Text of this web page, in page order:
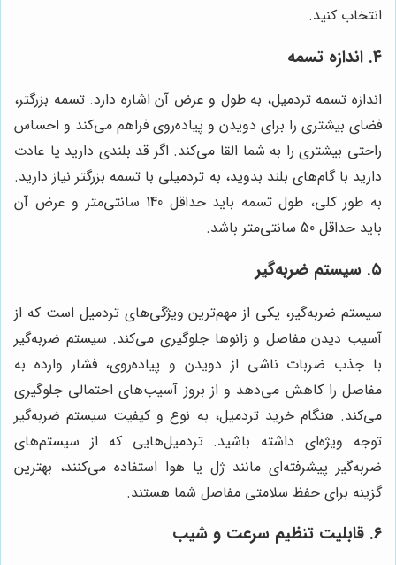
انتخاب کنید.
۴. اندازه تسمه
اندازه تسمه تردمیل، به طول و عرض آن اشاره دارد. تسمه بزرگتر،
فضای بیشتری را برای دویدن و پیاده‌روی فراهم می‌کند و احساس
راحتی بیشتری را به شما القا می‌کند. اگر قد بلندی دارید یا عادت
دارید با گام‌های بلند بدوید، به تردمیلی با تسمه بزرگتر نیاز دارید.
به طور کلی، طول تسمه باید حداقل 140 سانتی‌متر و عرض آن
باید حداقل 50 سانتی‌متر باشد.
۵. سیستم ضربه‌گیر
سیستم ضربه‌گیر، یکی از مهم‌ترین ویژگی‌های تردمیل است که از
آسیب دیدن مفاصل و زانوها جلوگیری می‌کند. سیستم ضربه‌گیر
با جذب ضربات ناشی از دویدن و پیاده‌روی، فشار وارده به
مفاصل را کاهش می‌دهد و از بروز آسیب‌های احتمالی جلوگیری
می‌کند. هنگام خرید تردمیل، به نوع و کیفیت سیستم ضربه‌گیر
توجه ویژه‌ای داشته باشید. تردمیل‌هایی که از سیستم‌های
ضربه‌گیر پیشرفته‌ای مانند ژل یا هوا استفاده می‌کنند، بهترین
گزینه برای حفظ سلامتی مفاصل شما هستند.
۶. قابلیت تنظیم سرعت و شیب